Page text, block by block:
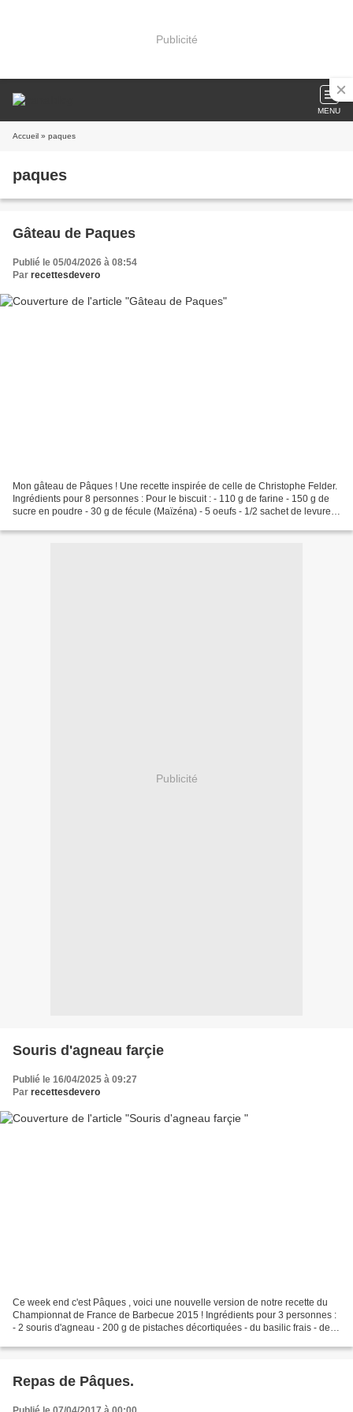
Publicité
MENU
Accueil » paques
paques
Gâteau de Paques
Publié le 05/04/2026 à 08:54
Par recettesdevero
Mon gâteau de Pâques ! Une recette inspirée de celle de Christophe Felder.
Ingrédients pour 8 personnes : Pour le biscuit : - 110 g de farine - 150 g de
sucre en poudre - 30 g de fécule (Maïzéna) - 5 oeufs - 1/2 sachet de levure
Publicité
Souris d'agneau farçie
Publié le 16/04/2025 à 09:27
Par recettesdevero
Ce week end c'est Pâques , voici une nouvelle version de notre recette du
Championnat de France de Barbecue 2015 ! Ingrédients pour 3 personnes :
- 2 souris d'agneau - 200 g de pistaches décortiquées - du basilic frais - de la
Repas de Pâques.